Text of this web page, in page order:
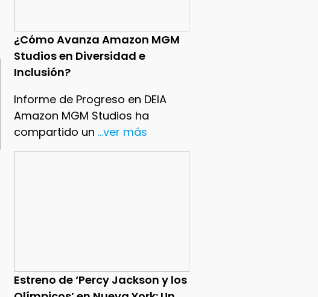
¿Cómo Avanza Amazon MGM
Studios en Diversidad e
Inclusión?
Informe de Progreso en DEIA
Amazon MGM Studios ha
compartido un ...ver más
Estreno de ‘Percy Jackson y los